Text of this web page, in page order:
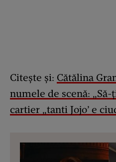
Citește și: Cătălina
numele de scenă:
cartier „tanti Jojo’ e